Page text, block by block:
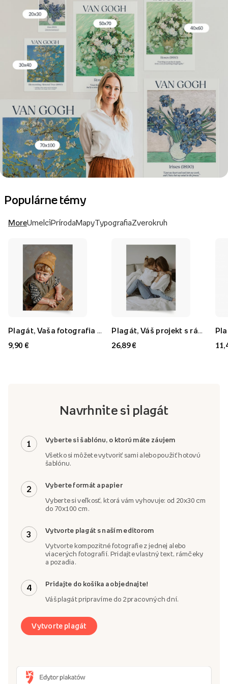
Populárne témy
MoreUmelciPrírodaMapyTypografiaZverokruh
9,90 €
26,89 €
Navrhnite si plagát
1 Vyberte si šablónu, o ktorú máte záujem
Všetko si môžete vytvoriť sami alebo použiť hotovú
šablónu.
2 Vyberte formát a papier
Vyberte si veľkosť, ktorá vám vyhovuje: od 20x30 cm
do 70x100 cm.
3 Vytvorte plagát s naším editorom
Vytvorte kompozitné fotografie z jednej alebo
viacerých fotografií. Pridajte vlastný text, rámčeky
a pozadia.
4 Pridajte do košíka a objednajte!
Váš plagát pripravíme do 2 pracovných dní.
Vytvorte plagát